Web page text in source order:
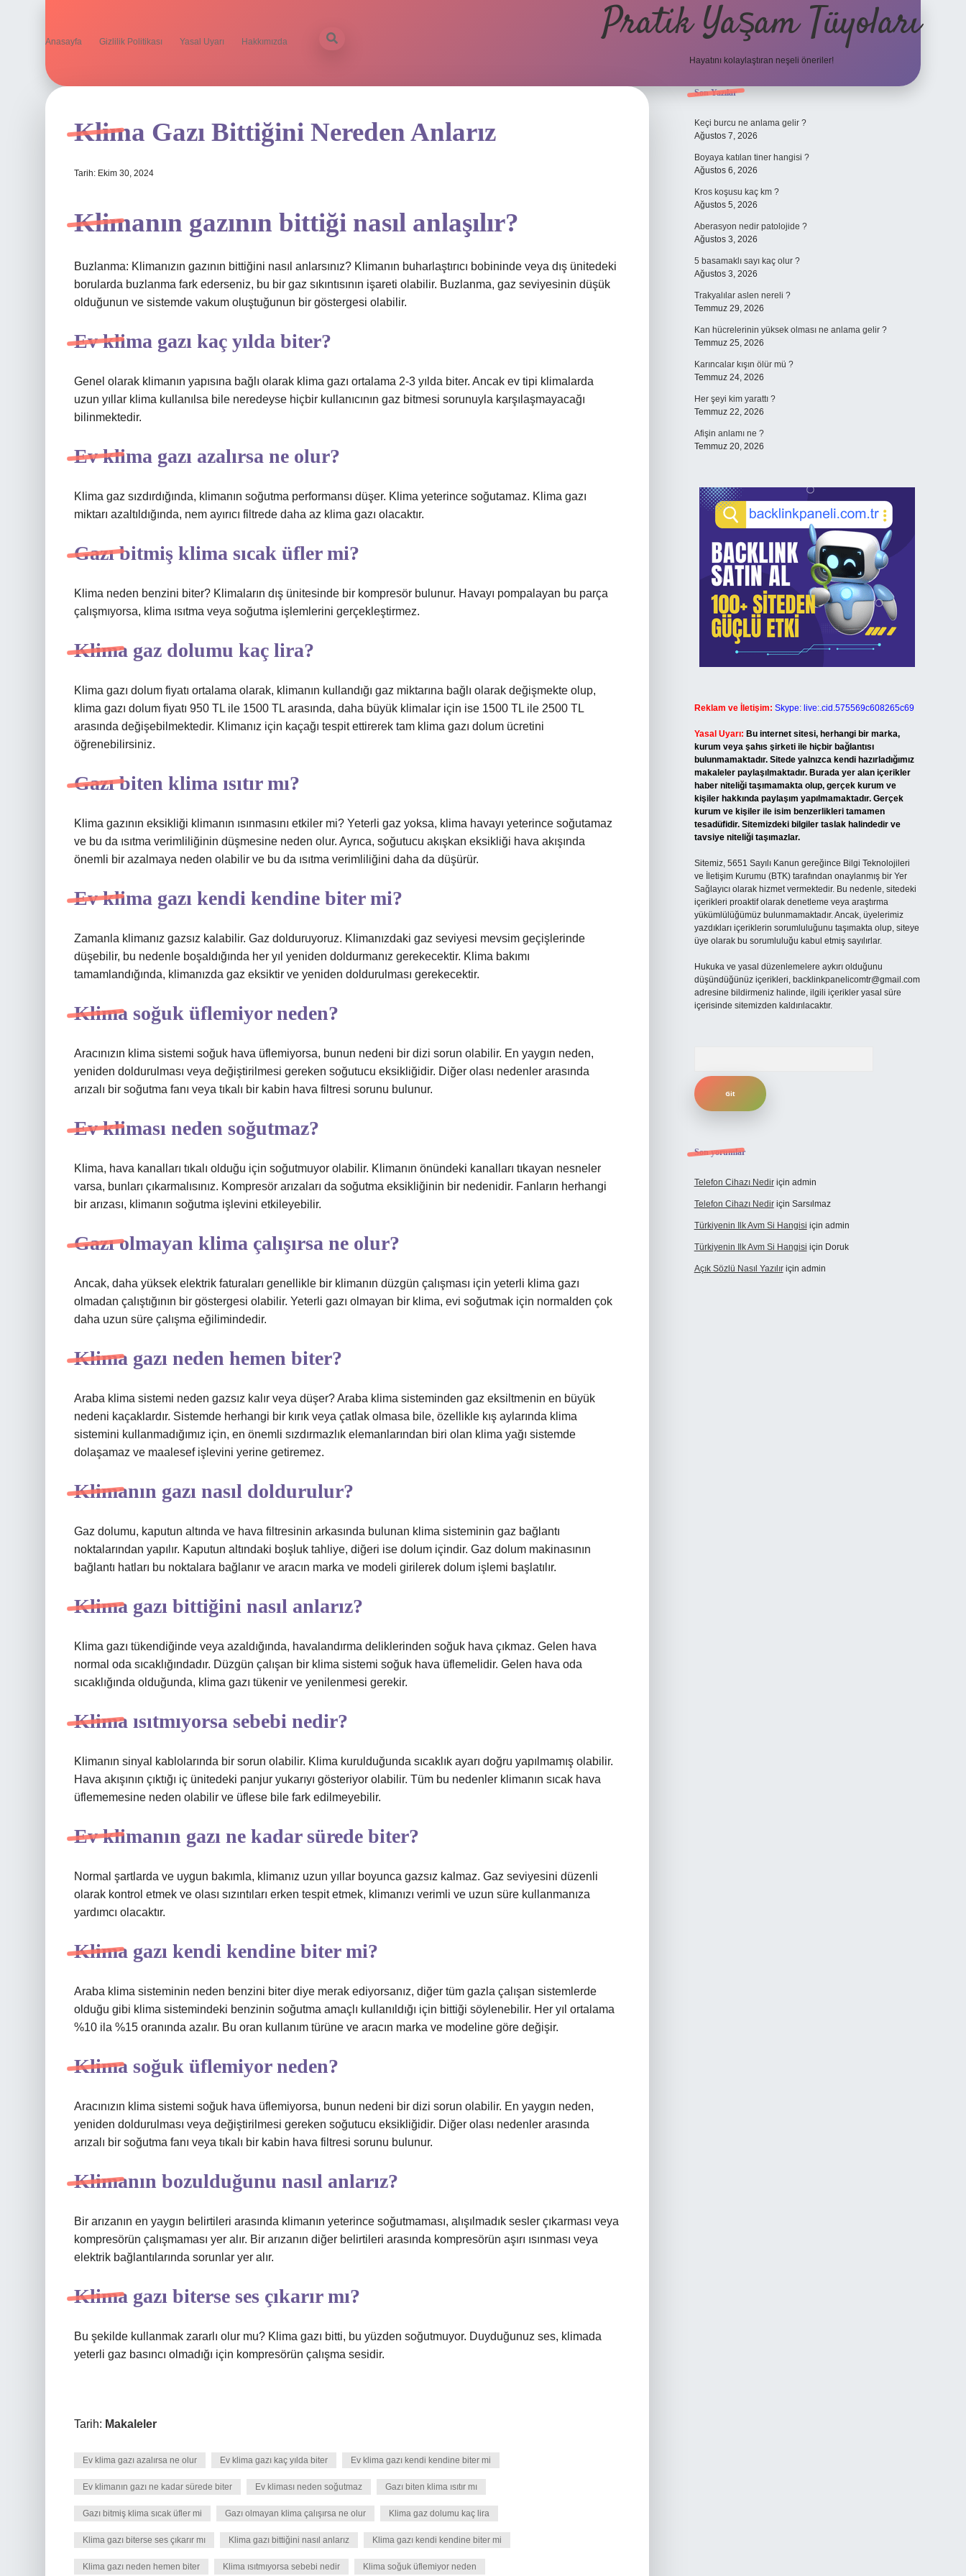
Anasayfa Gizlilik Politikası Yasal Uyarı Hakkımızda Pratik Yaşam Tüyoları
Hayatını kolaylaştıran neşeli öneriler!
Klima Gazı Bittiğini Nereden Anlarız
Tarih: Ekim 30, 2024
Klimanın gazının bittiği nasıl anlaşılır?
Buzlanma: Klimanızın gazının bittiğini nasıl anlarsınız? Klimanın buharlaştırıcı bobininde veya dış ünitedeki
borularda buzlanma fark ederseniz, bu bir gaz sıkıntısının işareti olabilir. Buzlanma, gaz seviyesinin düşük
olduğunun ve sistemde vakum oluştuğunun bir göstergesi olabilir.
Ev klima gazı kaç yılda biter?
Genel olarak klimanın yapısına bağlı olarak klima gazı ortalama 2-3 yılda biter. Ancak ev tipi klimalarda
uzun yıllar klima kullanılsa bile neredeyse hiçbir kullanıcının gaz bitmesi sorunuyla karşılaşmayacağı
bilinmektedir.
Ev klima gazı azalırsa ne olur?
Klima gaz sızdırdığında, klimanın soğutma performansı düşer. Klima yeterince soğutamaz. Klima gazı
miktarı azaltıldığında, nem ayırıcı filtrede daha az klima gazı olacaktır.
Gazı bitmiş klima sıcak üfler mi?
Klima neden benzini biter? Klimaların dış ünitesinde bir kompresör bulunur. Havayı pompalayan bu parça
çalışmıyorsa, klima ısıtma veya soğutma işlemlerini gerçekleştirmez.
Klima gaz dolumu kaç lira?
Klima gazı dolum fiyatı ortalama olarak, klimanın kullandığı gaz miktarına bağlı olarak değişmekte olup,
klima gazı dolum fiyatı 950 TL ile 1500 TL arasında, daha büyük klimalar için ise 1500 TL ile 2500 TL
arasında değişebilmektedir. Klimanız için kaçağı tespit ettirerek tam klima gazı dolum ücretini
öğrenebilirsiniz.
Gazı biten klima ısıtır mı?
Klima gazının eksikliği klimanın ısınmasını etkiler mi? Yeterli gaz yoksa, klima havayı yeterince soğutamaz
ve bu da ısıtma verimliliğinin düşmesine neden olur. Ayrıca, soğutucu akışkan eksikliği hava akışında
önemli bir azalmaya neden olabilir ve bu da ısıtma verimliliğini daha da düşürür.
Ev klima gazı kendi kendine biter mi?
Zamanla klimanız gazsız kalabilir. Gaz dolduruyoruz. Klimanızdaki gaz seviyesi mevsim geçişlerinde
düşebilir, bu nedenle boşaldığında her yıl yeniden doldurmanız gerekecektir. Klima bakımı
tamamlandığında, klimanızda gaz eksiktir ve yeniden doldurulması gerekecektir.
Klima soğuk üflemiyor neden?
Aracınızın klima sistemi soğuk hava üflemiyorsa, bunun nedeni bir dizi sorun olabilir. En yaygın neden,
yeniden doldurulması veya değiştirilmesi gereken soğutucu eksikliğidir. Diğer olası nedenler arasında
arızalı bir soğutma fanı veya tıkalı bir kabin hava filtresi sorunu bulunur.
Ev kliması neden soğutmaz?
Klima, hava kanalları tıkalı olduğu için soğutmuyor olabilir. Klimanın önündeki kanalları tıkayan nesneler
varsa, bunları çıkarmalısınız. Kompresör arızaları da soğutma eksikliğinin bir nedenidir. Fanların herhangi
bir arızası, klimanın soğutma işlevini etkileyebilir.
Gazı olmayan klima çalışırsa ne olur?
Ancak, daha yüksek elektrik faturaları genellikle bir klimanın düzgün çalışması için yeterli klima gazı
olmadan çalıştığının bir göstergesi olabilir. Yeterli gazı olmayan bir klima, evi soğutmak için normalden çok
daha uzun süre çalışma eğilimindedir.
Klima gazı neden hemen biter?
Araba klima sistemi neden gazsız kalır veya düşer? Araba klima sisteminden gaz eksiltmenin en büyük
nedeni kaçaklardır. Sistemde herhangi bir kırık veya çatlak olmasa bile, özellikle kış aylarında klima
sistemini kullanmadığımız için, en önemli sızdırmazlık elemanlarından biri olan klima yağı sistemde
dolaşamaz ve maalesef işlevini yerine getiremez.
Klimanın gazı nasıl doldurulur?
Gaz dolumu, kaputun altında ve hava filtresinin arkasında bulunan klima sisteminin gaz bağlantı
noktalarından yapılır. Kaputun altındaki boşluk tahliye, diğeri ise dolum içindir. Gaz dolum makinasının
bağlantı hatları bu noktalara bağlanır ve aracın marka ve modeli girilerek dolum işlemi başlatılır.
Klima gazı bittiğini nasıl anlarız?
Klima gazı tükendiğinde veya azaldığında, havalandırma deliklerinden soğuk hava çıkmaz. Gelen hava
normal oda sıcaklığındadır. Düzgün çalışan bir klima sistemi soğuk hava üflemelidir. Gelen hava oda
sıcaklığında olduğunda, klima gazı tükenir ve yenilenmesi gerekir.
Klima ısıtmıyorsa sebebi nedir?
Klimanın sinyal kablolarında bir sorun olabilir. Klima kurulduğunda sıcaklık ayarı doğru yapılmamış olabilir.
Hava akışının çıktığı iç ünitedeki panjur yukarıyı gösteriyor olabilir. Tüm bu nedenler klimanın sıcak hava
üflememesine neden olabilir ve üflese bile fark edilmeyebilir.
Ev klimanın gazı ne kadar sürede biter?
Normal şartlarda ve uygun bakımla, klimanız uzun yıllar boyunca gazsız kalmaz. Gaz seviyesini düzenli
olarak kontrol etmek ve olası sızıntıları erken tespit etmek, klimanızı verimli ve uzun süre kullanmanıza
yardımcı olacaktır.
Klima gazı kendi kendine biter mi?
Araba klima sisteminin neden benzini biter diye merak ediyorsanız, diğer tüm gazla çalışan sistemlerde
olduğu gibi klima sistemindeki benzinin soğutma amaçlı kullanıldığı için bittiği söylenebilir. Her yıl ortalama
%10 ila %15 oranında azalır. Bu oran kullanım türüne ve aracın marka ve modeline göre değişir.
Klima soğuk üflemiyor neden?
Aracınızın klima sistemi soğuk hava üflemiyorsa, bunun nedeni bir dizi sorun olabilir. En yaygın neden,
yeniden doldurulması veya değiştirilmesi gereken soğutucu eksikliğidir. Diğer olası nedenler arasında
arızalı bir soğutma fanı veya tıkalı bir kabin hava filtresi sorunu bulunur.
Klimanın bozulduğunu nasıl anlarız?
Bir arızanın en yaygın belirtileri arasında klimanın yeterince soğutmaması, alışılmadık sesler çıkarması veya
kompresörün çalışmaması yer alır. Bir arızanın diğer belirtileri arasında kompresörün aşırı ısınması veya
elektrik bağlantılarında sorunlar yer alır.
Klima gazı biterse ses çıkarır mı?
Bu şekilde kullanmak zararlı olur mu? Klima gazı bitti, bu yüzden soğutmuyor. Duyduğunuz ses, klimada
yeterli gaz basıncı olmadığı için kompresörün çalışma sesidir.
Tarih: Makaleler
Ev klima gazı azalırsa ne olur Ev klima gazı kaç yılda biter Ev klima gazı kendi kendine biter mi
Ev klimanın gazı ne kadar sürede biter Ev kliması neden soğutmaz Gazı biten klima ısıtır mı
Gazı bitmiş klima sıcak üfler mi Gazı olmayan klima çalışırsa ne olur Klima gaz dolumu kaç lira
Klima gazı biterse ses çıkarır mı Klima gazı bittiğini nasıl anlarız Klima gazı kendi kendine biter mi
Klima gazı neden hemen biter Klima ısıtmıyorsa sebebi nedir Klima soğuk üflemiyor neden
Sidebar
Son Yazılar
Keçi burcu ne anlama gelir ?
Ağustos 7, 2026
Boyaya katılan tiner hangisi ?
Ağustos 6, 2026
Kros koşusu kaç km ?
Ağustos 5, 2026
Aberasyon nedir patolojide ?
Ağustos 3, 2026
5 basamaklı sayı kaç olur ?
Ağustos 3, 2026
Trakyalılar aslen nereli ?
Temmuz 29, 2026
Kan hücrelerinin yüksek olması ne anlama gelir ?
Temmuz 25, 2026
Karıncalar kışın ölür mü ?
Temmuz 24, 2026
Her şeyi kim yarattı ?
Temmuz 22, 2026
Afişin anlamı ne ?
Temmuz 20, 2026
Reklam ve İletişim: Skype: live:.cid.575569c608265c69
Yasal Uyarı: Bu internet sitesi, herhangi bir marka,
kurum veya şahıs şirketi ile hiçbir bağlantısı
bulunmamaktadır. Sitede yalnızca kendi hazırladığımız
makaleler paylaşılmaktadır. Burada yer alan içerikler
haber niteliği taşımamakta olup, gerçek kurum ve
kişiler hakkında paylaşım yapılmamaktadır. Gerçek
kurum ve kişiler ile isim benzerlikleri tamamen
tesadüfidir. Sitemizdeki bilgiler taslak halindedir ve
tavsiye niteliği taşımazlar.
Sitemiz, 5651 Sayılı Kanun gereğince Bilgi Teknolojileri
ve İletişim Kurumu (BTK) tarafından onaylanmış bir Yer
Sağlayıcı olarak hizmet vermektedir. Bu nedenle, sitedeki
içerikleri proaktif olarak denetleme veya araştırma
yükümlülüğümüz bulunmamaktadır. Ancak, üyelerimiz
yazdıkları içeriklerin sorumluluğunu taşımakta olup, siteye
üye olarak bu sorumluluğu kabul etmiş sayılırlar.
Hukuka ve yasal düzenlemelere aykırı olduğunu
düşündüğünüz içerikleri, backlinkpanelicomtr@gmail.com
adresine bildirmeniz halinde, ilgili içerikler yasal süre
içerisinde sitemizden kaldırılacaktır.
Son yorumlar
Telefon Cihazı Nediriçin admin
Telefon Cihazı Nediriçin Sarsılmaz
Türkiyenin Ilk Avm Si Hangisi için admin
Türkiyenin Ilk Avm Si Hangisi için Doruk
Açık Sözlü Nasıl Yazılıriçin admin